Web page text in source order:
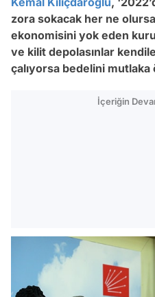
zora sokacak her ne
ekonomisini yok eden
ve kilit depolasınlar
çalıyorsa bedelini mutlaka
İçeriğin